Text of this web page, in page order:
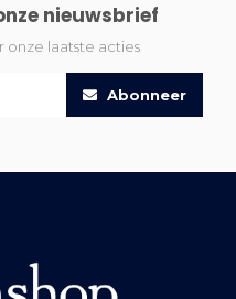
nieuwsbrief
laatste acties
Abonneer